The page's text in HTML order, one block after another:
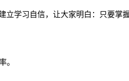
学习自信，让大家明白：只要
。